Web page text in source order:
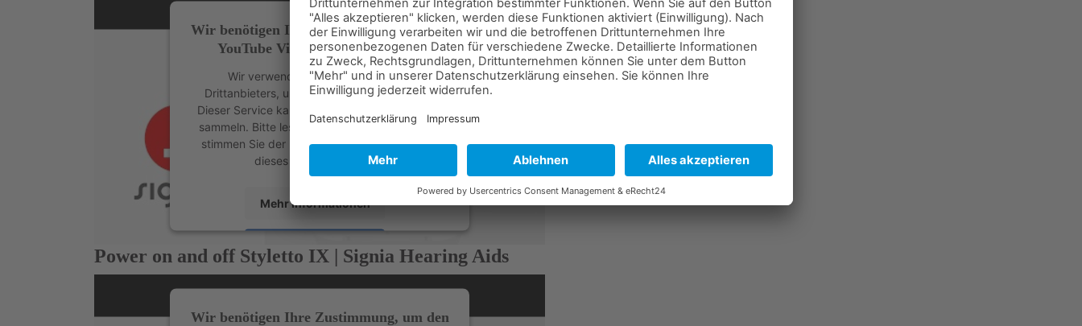
Wir benötigen Ihre Zustimmung, um den
YouTube Video-Service zu laden!
Wir verwenden einen Service eines
Drittanbieters, um Videoinhalte einzubetten.
Dieser Service kann Daten zu Ihren Aktivitäten
sammeln. Bitte lesen Sie die Details durch und
stimmen Sie der Nutzung des Service zu, um
dieses Video anzusehen.
Mehr Informationen
powered byUsercentrics Consent Management
Platform&eRecht24
Power on and off Styletto IX | Signia Hearing Aids
Wir benötigen Ihre Zustimmung, um den